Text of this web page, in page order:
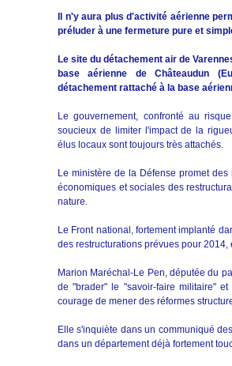
Il n'y aura plus d'activité aérienne
préluder à une fermeture pure et
Le site du détachement air de
base aérienne de Châteaudun
détachement rattaché à la base
Le gouvernement, confronté au
soucieux de limiter l'impact de la
élus locaux sont toujours très attachés.
Le ministère de la Défense promet
économiques et sociales des
nature.
Le Front national, fortement implanté
des restructurations prévues pour
Marion Maréchal-Le Pen, députée du
de "brader" le "savoir-faire militaire"
courage de mener des réformes
Elle s'inquiète dans un communiqué
dans un département déjà fortement